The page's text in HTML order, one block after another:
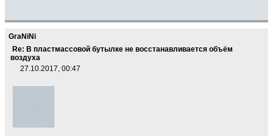
GraNiNi
Re: В пластмассовой бутылке не восстанавливается объём
воздуха
27.10.2017, 00:47